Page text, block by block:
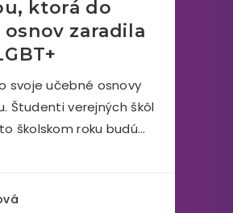
ktorá do
zaradila
svoje učebné osnovy
Študenti verejných škôl
školskom roku budú…